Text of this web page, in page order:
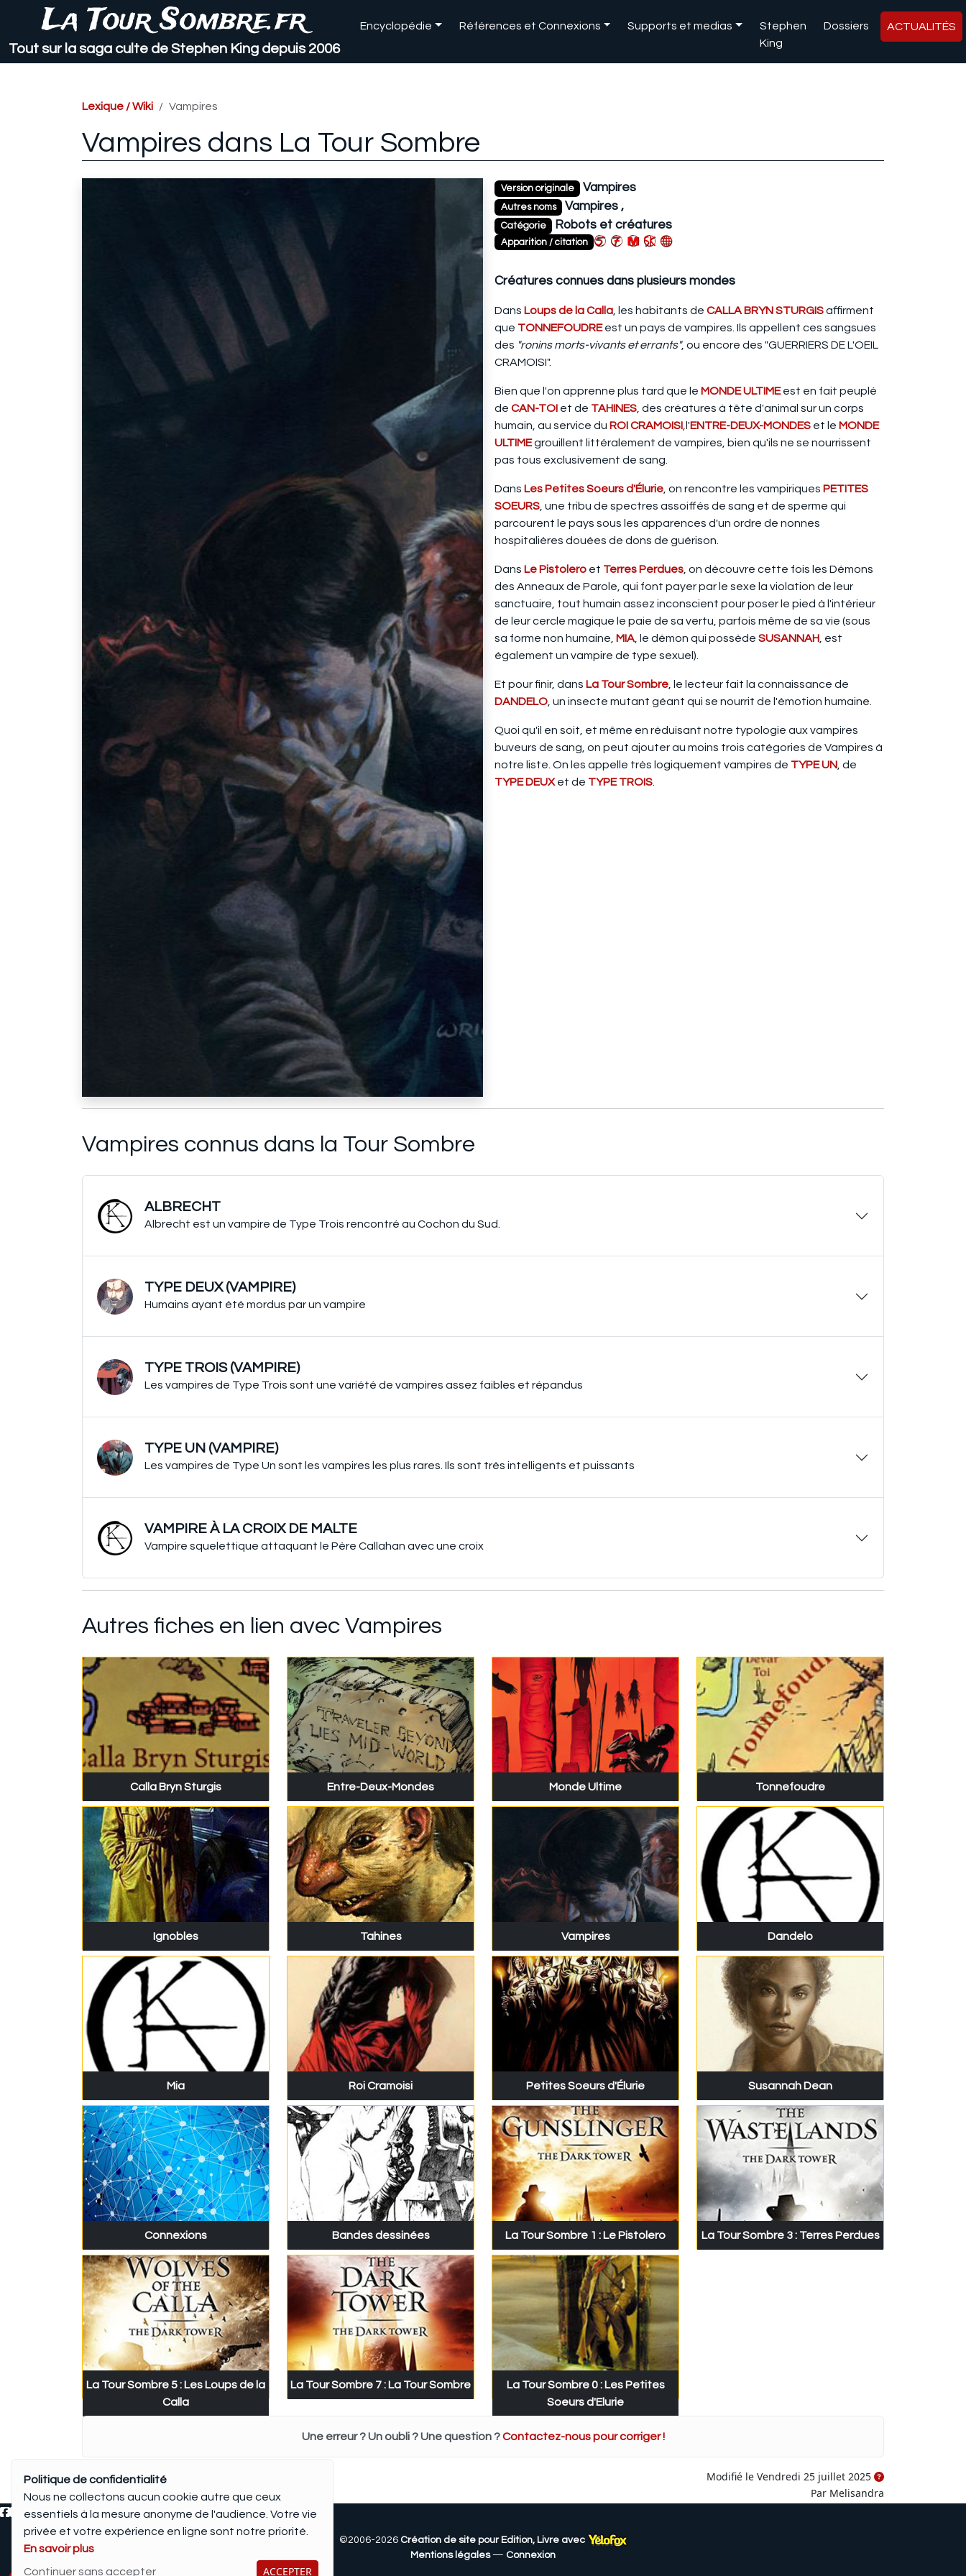
La Tour Sombre.fr
Tout sur la saga culte de Stephen King depuis 2006
Encyclopédie Références et Connexions Supports et medias
Stephen
King
Dossiers ACTUALITÉS
Lexique / Wiki Vampires
Vampires dans La Tour Sombre
Version originale Vampires
Autres noms Vampires ,
Catégorie Robots et créatures
Apparition / citation
Créatures connues dans plusieurs mondes
Dans Loups de la Calla , les habitants de CALLA BRYN STURGISaffirment
que TONNEFOUDREest un pays de vampires. Ils appellent ces sangsues
des "ronins morts-vivants et errants", ou encore des "GUERRIERS DE L'OEIL
CRAMOISI".
Bien que l'on apprenne plus tard que le MONDE ULTIMEest en fait peuplé
de CAN-TOI et de TAHINES , des créatures à tête d'animal sur un corps
humain, au service du ROI CRAMOISI ,l'ENTRE-DEUX-MONDES et le MONDE
ULTIMEgrouillent littéralement de vampires, bien qu'ils ne se nourrissent
pas tous exclusivement de sang.
Dans Les Petites Soeurs d'Élurie , on rencontre les vampiriques PETITES
SOEURS , une tribu de spectres assoiffés de sang et de sperme qui
parcourent le pays sous les apparences d'un ordre de nonnes
hospitalières douées de dons de guérison.
Dans Le Pistolero et Terres Perdues , on découvre cette fois les Démons
des Anneaux de Parole, qui font payer par le sexe la violation de leur
sanctuaire, tout humain assez inconscient pour poser le pied à l'intérieur
de leur cercle magique le paie de sa vertu, parfois même de sa vie (sous
sa forme non humaine, MIA , le démon qui possède SUSANNAH , est
également un vampire de type sexuel).
Et pour finir, dans La Tour Sombre , le lecteur fait la connaissance de
DANDELO , un insecte mutant géant qui se nourrit de l'émotion humaine.
Quoi qu'il en soit, et même en réduisant notre typologie aux vampires
buveurs de sang, on peut ajouter au moins trois catégories de Vampires à
notre liste. On les appelle très logiquement vampires de TYPE UN , de
TYPE DEUXet de TYPE TROIS
Vampires connus dans la Tour Sombre
ALBRECHT
Albrecht est un vampire de Type Trois rencontré au Cochon du Sud.
TYPE DEUX (VAMPIRE)
Humains ayant été mordus par un vampire
TYPE TROIS (VAMPIRE)
Les vampires de Type Trois sont une variété de vampires assez faibles et répandus
TYPE UN (VAMPIRE)
Les vampires de Type Un sont les vampires les plus rares. Ils sont très intelligents et puissants
VAMPIRE À LA CROIX DE MALTE
Vampire squelettique attaquant le Père Callahan avec une croix
Autres fiches en lien avec Vampires
Calla Bryn Sturgis Entre-Deux-Mondes Monde Ultime Tonnefoudre
Ignobles Tahines Vampires Dandelo
Mia Roi Cramoisi Petites Soeurs d'Élurie Susannah Dean
Connexions Bandes dessinées La Tour Sombre 1 : Le Pistolero La Tour Sombre 3 : Terres Perdues
La Tour Sombre 5 : Les Loups de la
Calla
La Tour Sombre 7 : La Tour Sombre
La Tour Sombre 0 : Les Petites
Soeurs d'Elurie
Une erreur ? Un oubli ? Une question ?Contactez-nous pour corriger !
PartagerFacebook
LinkedIn
Modifié le Vendredi 25 juillet 2025
Par Melisandra
©2006-2026 Création de site pour Edition, Livre avec
Mentions légales— Connexion
Politique de confidentialité
Nous ne collectons aucun cookie autre que ceux
essentiels à la mesure anonyme de l'audience. Votre vie
privée et votre expérience en ligne sont notre priorité.
En savoir plus
ACCEPTER
Continuer sans accepter